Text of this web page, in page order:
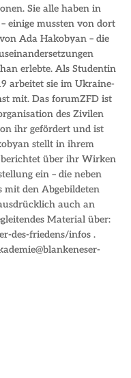
Sie alle haben in
einige mussten von dort
Ada Hakobyan – die
erlebte. Als Studentin
arbeitet sie im Ukraine-
mit. Das forumZFD ist
des Zivilen
ihr gefördert und ist
stellt in ihrem
über ihr Wirken
ein – die neben
mit den Abgebildeten
auch an
Material über:
des-friedens/infos .